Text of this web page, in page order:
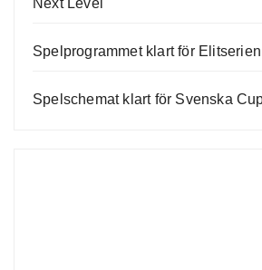
Spelprogrammet klart för
Spelschemat klart för Svenska